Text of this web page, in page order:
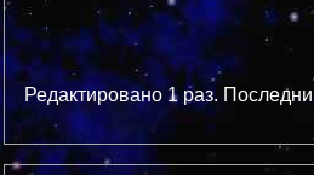
Редактировано 1 раз.